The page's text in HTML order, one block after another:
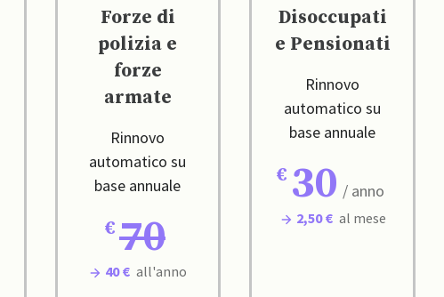
Forze di
polizia e
forze
armate
Rinnovo
automatico su
base annuale
70
40 € all'anno
Disoccupati
e Pensionati
Rinnovo
automatico su
base annuale
30 / anno
2,50 € al mese